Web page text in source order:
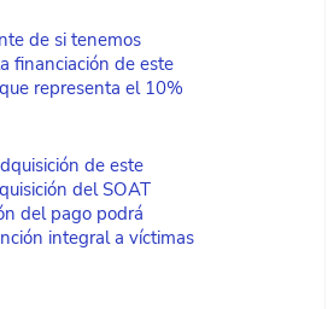
de si tenemos
financiación de este
representa el 10%
de este
del SOAT
del pago podrá
integral a víctimas